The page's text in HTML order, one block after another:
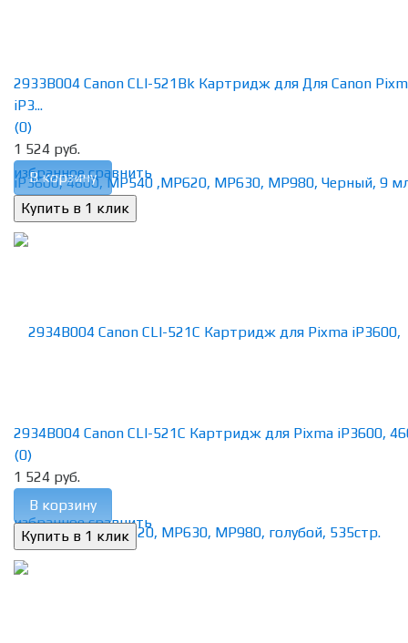
избранное сравнить
2933B004 Canon CLI-521Bk Картридж для Для Canon
iP3...
(0)
1 524 руб.
В корзину
избранное сравнить
2934B004 Canon CLI-521C Картридж для Pixma iP3600,
(0)
1 524 руб.
В корзину